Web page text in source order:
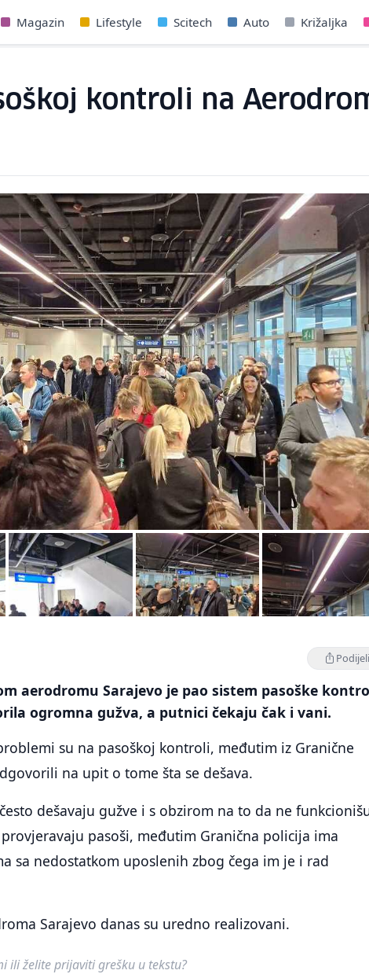
Magazin Lifestyle Scitech Auto Križaljka
kontroli na
Podijeli
aerodromu Sarajevo je pao sistem pasoške
ogromna gužva, a putnici čekaju čak i vani.
su na pasoškoj kontroli, međutim iz Granične
na upit o tome šta se dešava.
dešavaju gužve i s obzirom na to da ne
provjeravaju pasoši, međutim Granična policija ima
sa nedostatkom uposlenih zbog čega im je i rad
Sarajevo danas su uredno realizovani.
ili želite prijaviti grešku u tekstu?